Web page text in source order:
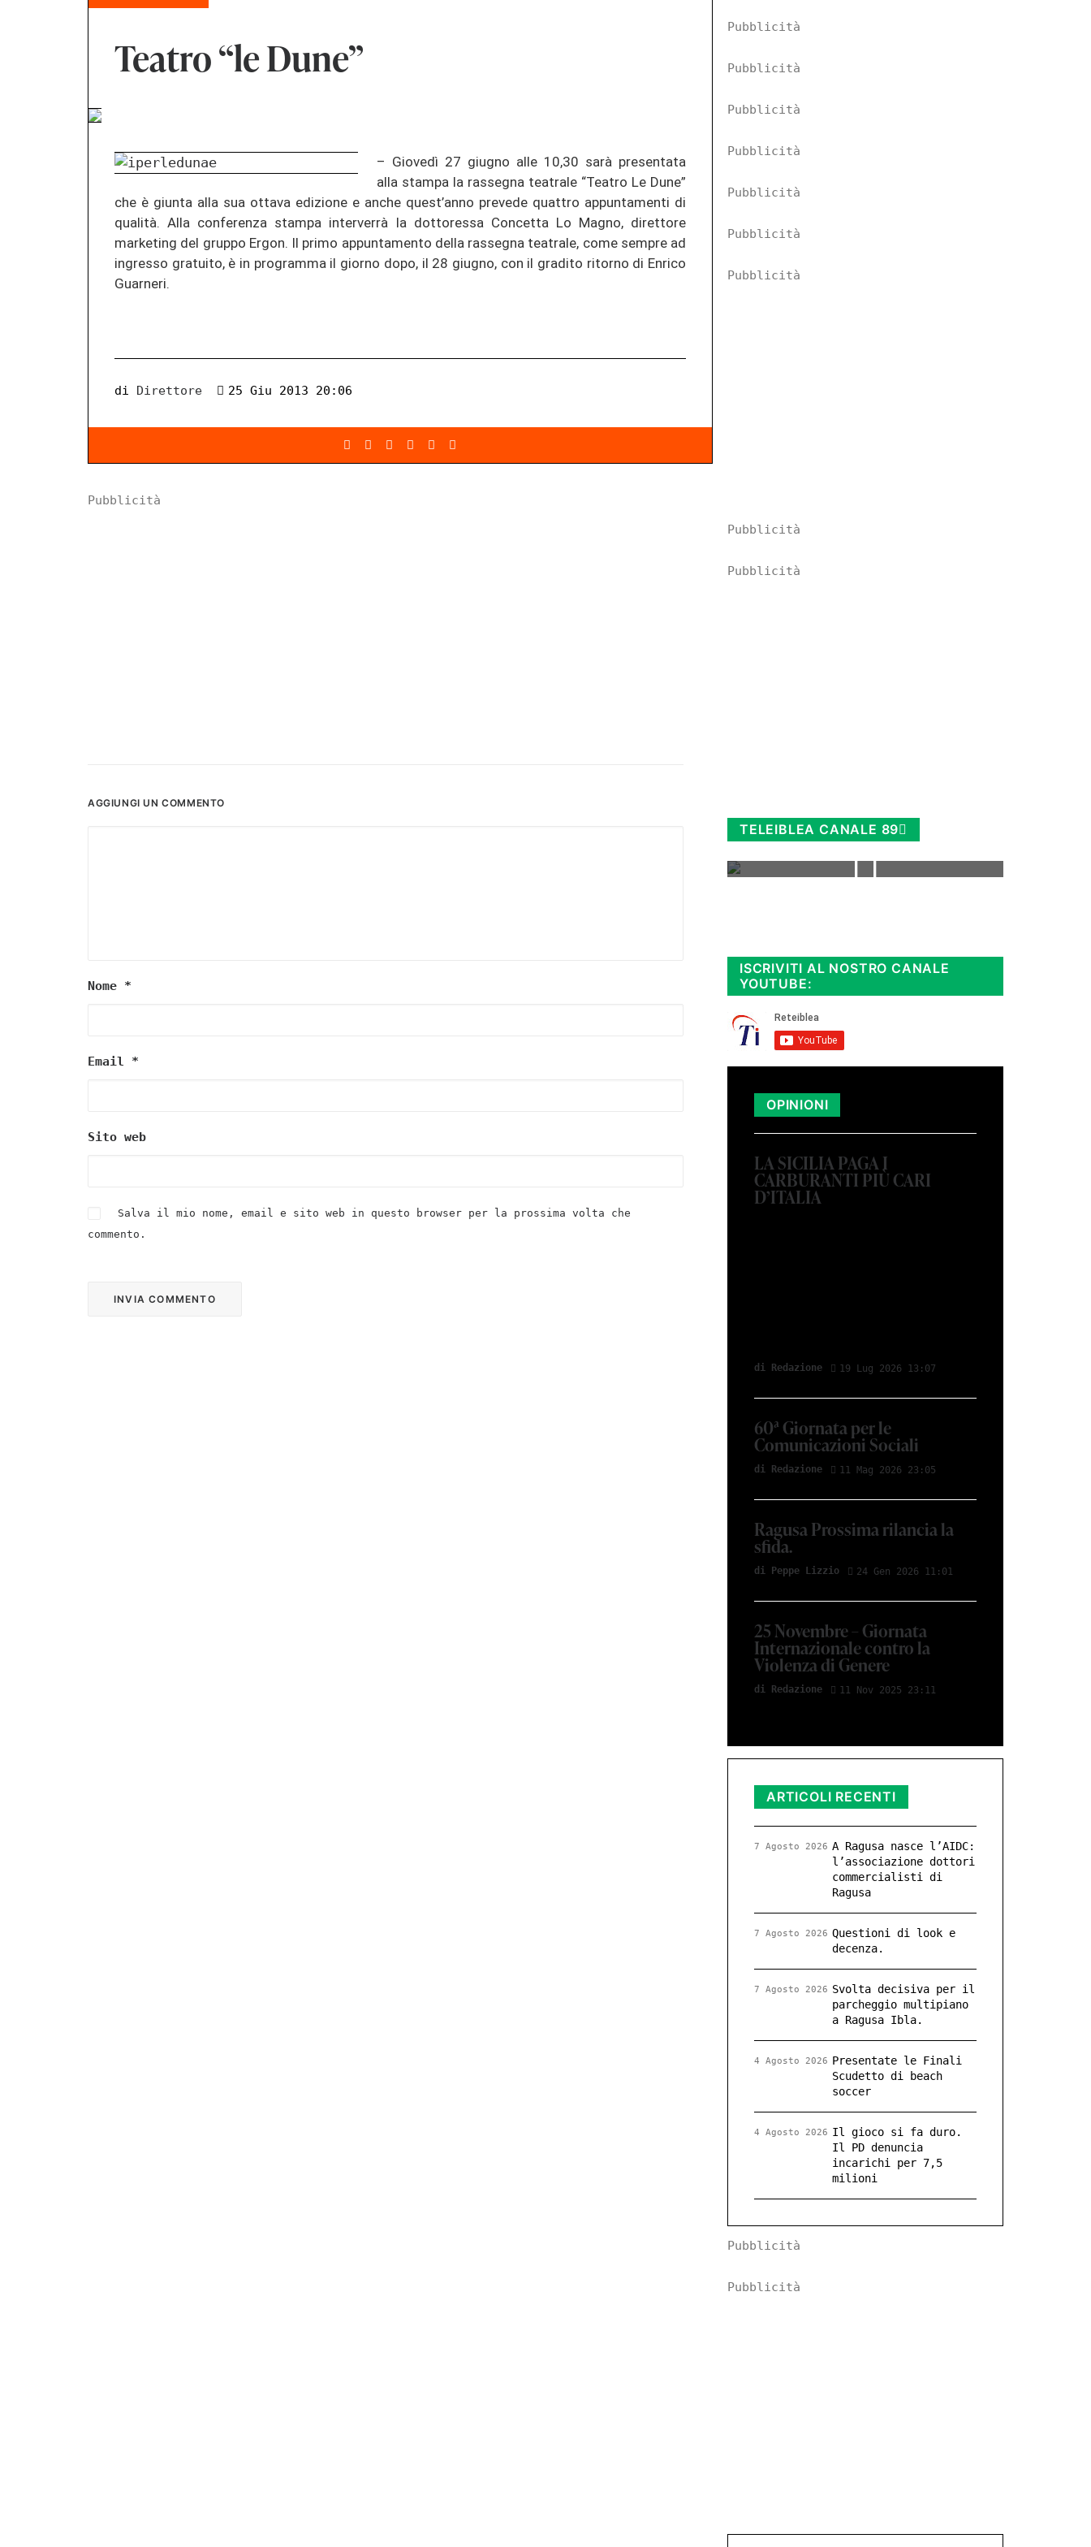
Teatro “le Dune”
– Giovedì 27 giugno alle 10,30 sarà presentata
alla stampa la rassegna teatrale “Teatro Le Dune”
che è giunta alla sua ottava edizione e anche quest’anno prevede quattro appuntamenti di
qualità. Alla conferenza stampa interverrà la dottoressa Concetta Lo Magno, direttore
marketing del gruppo Ergon. Il primo appuntamento della rassegna teatrale, come sempre ad
ingresso gratuito, è in programma il giorno dopo, il 28 giugno, con il gradito ritorno di Enrico
Guarneri.
di Direttore 25 Giu 2013 20:06
Pubblicità
AGGIUNGI UN COMMENTO
Nome *
Email *
Sito web
Salva il mio nome, email e sito web in questo browser per la prossima volta che
commento.
Pubblicità
Pubblicità
Pubblicità
Pubblicità
Pubblicità
Pubblicità
Pubblicità
Pubblicità
Pubblicità
TELEIBLEA CANALE 89
ISCRIVITI AL NOSTRO CANALE
YOUTUBE:
OPINIONI
LA SICILIA PAGA I
CARBURANTI PIÙ CARI
D’ITALIA
di Redazione 19 Lug 2026 13:07
60ª Giornata per le
Comunicazioni Sociali
di Redazione 11 Mag 2026 23:05
Ragusa Prossima rilancia la
sfida.
di Peppe Lizzio 24 Gen 2026 11:01
25 Novembre – Giornata
Internazionale contro la
Violenza di Genere
di Redazione 11 Nov 2025 23:11
ARTICOLI RECENTI
A Ragusa nasce l’AIDC:
l’associazione dottori
commercialisti di
Ragusa
7 Agosto 2026
Questioni di look e
decenza.
7 Agosto 2026
Svolta decisiva per il
parcheggio multipiano
a Ragusa Ibla.
7 Agosto 2026
Presentate le Finali
Scudetto di beach
soccer
4 Agosto 2026
Il gioco si fa duro.
Il PD denuncia
incarichi per 7,5
milioni
4 Agosto 2026
Pubblicità
Pubblicità